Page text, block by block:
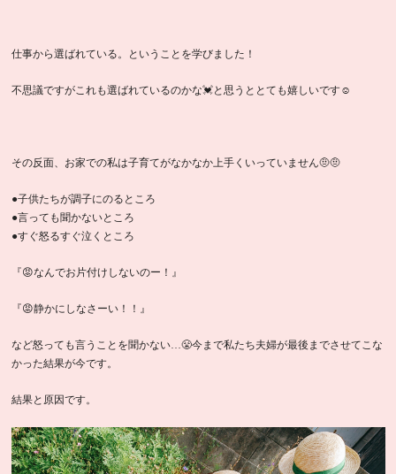
仕事から選ばれている。ということを学びました！
不思議ですがこれも選ばれているのかな💓と思うととても嬉しいです☺️
その反面、お家での私は子育てがなかなか上手くいっていません🤨🤨
●子供たちが調子にのるところ
●言っても聞かないところ
●すぐ怒るすぐ泣くところ
『😡なんでお片付けしないのー！』
『😡静かにしなさーい！！』
など怒っても言うことを聞かない…😤今まで私たち夫婦が最後までさせてこな
かった結果が今です。
結果と原因です。